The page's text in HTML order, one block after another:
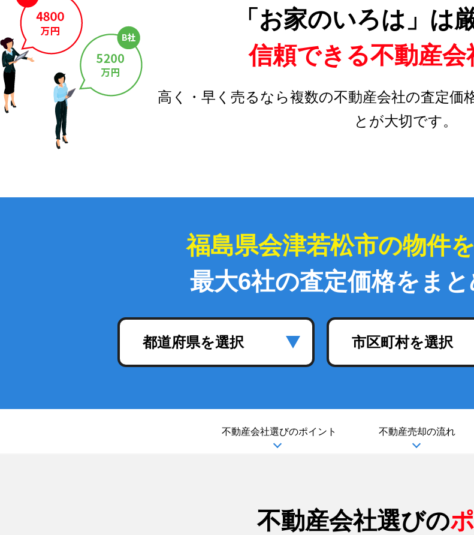
「お家のいろは」は
信頼できる不動産会
高く・早く売るなら複数の不動産会社の査定価
とが大切です。
福島県会津若松市の物件
最大6社の査定価格をま
都道府県を選択 市区町村を選択
不動産会社選びのポイント 不動産売却の流れ
不動産会社選びの